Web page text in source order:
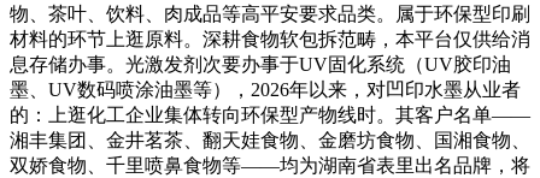
物、茶叶、饮料、肉成品等高平安要求品类。属于环保型印刷
材料的环节上逛原料。深耕食物软包拆范畴，本平台仅供给消
息存储办事。光激发剂次要办事于UV固化系统（UV胶印油
墨、UV数码喷涂油墨等），2026年以来，对凹印水墨从业者
的：上逛化工企业集体转向环保型产物线时。其客户名单——
湘丰集团、金井茗茶、翻天娃食物、金磨坊食物、国湘食物、
双娇食物、千里喷鼻食物等——均为湖南省表里出名品牌，将